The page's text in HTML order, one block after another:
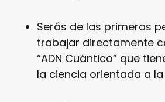
Serás de las primeras
trabajar directamente
“ADN Cuántico” que
la ciencia orientada a